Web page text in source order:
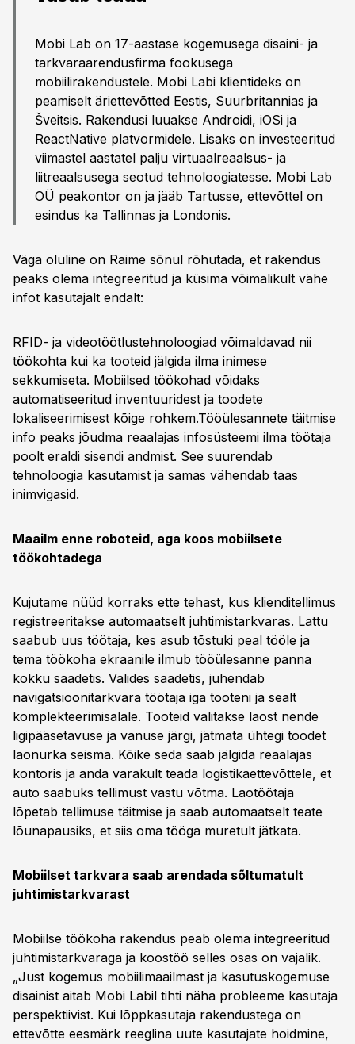
Mobi Lab on 17-aastase kogemusega disaini- ja
tarkvaraarendusfirma fookusega
mobiilirakendustele. Mobi Labi klientideks on
peamiselt äriettevõtted Eestis, Suurbritannias ja
Šveitsis. Rakendusi luuakse Androidi, iOSi ja
ReactNative platvormidele. Lisaks on investeeritud
viimastel aastatel palju virtuaalreaalsus- ja
liitreaalsusega seotud tehnoloogiatesse. Mobi Lab
OÜ peakontor on ja jääb Tartusse, ettevõttel on
esindus ka Tallinnas ja Londonis.
Väga oluline on Raime sõnul rõhutada, et rakendus
peaks olema integreeritud ja küsima võimalikult vähe
infot kasutajalt endalt:
RFID- ja videotöötlustehnoloogiad võimaldavad nii
töökohta kui ka tooteid jälgida ilma inimese
sekkumiseta. Mobiilsed töökohad võidaks
automatiseeritud inventuuridest ja toodete
lokaliseerimisest kõige rohkem.Tööülesannete täitmise
info peaks jõudma reaalajas infosüsteemi ilma töötaja
poolt eraldi sisendi andmist. See suurendab
tehnoloogia kasutamist ja samas vähendab taas
inimvigasid.
Maailm enne roboteid, aga koos mobiilsete
töökohtadega
Kujutame nüüd korraks ette tehast, kus klienditellimus
registreeritakse automaatselt juhtimistarkvaras. Lattu
saabub uus töötaja, kes asub tõstuki peal tööle ja
tema töökoha ekraanile ilmub tööülesanne panna
kokku saadetis. Valides saadetis, juhendab
navigatsioonitarkvara töötaja iga tooteni ja sealt
komplekteerimisalale. Tooteid valitakse laost nende
ligipääsetavuse ja vanuse järgi, jätmata ühtegi toodet
laonurka seisma. Kõike seda saab jälgida reaalajas
kontoris ja anda varakult teada logistikaettevõttele, et
auto saabuks tellimust vastu võtma. Laotöötaja
lõpetab tellimuse täitmise ja saab automaatselt teate
lõunapausiks, et siis oma tööga muretult jätkata.
Mobiilset tarkvara saab arendada sõltumatult
juhtimistarkvarast
Mobiilse töökoha rakendus peab olema integreeritud
juhtimistarkvaraga ja koostöö selles osas on vajalik.
„Just kogemus mobiilimaailmast ja kasutuskogemuse
disainist aitab Mobi Labil tihti näha probleeme kasutaja
perspektiivist. Kui lõppkasutaja rakendustega on
ettevõtte eesmärk reeglina uute kasutajate hoidmine,